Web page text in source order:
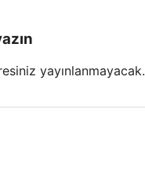
yayınlanmayacak.